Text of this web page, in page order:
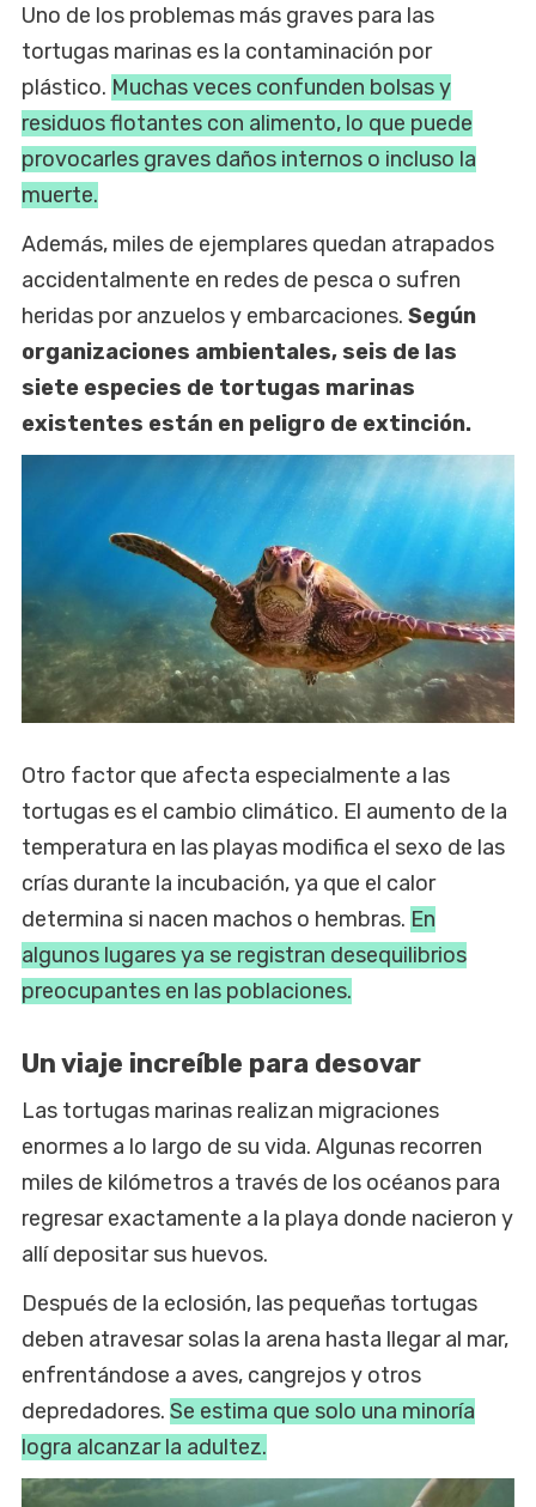
Uno de los problemas más graves para las
tortugas marinas es la contaminación por
plástico. Muchas veces confunden bolsas y
residuos flotantes con alimento, lo que puede
provocarles graves daños internos o incluso la
muerte.
Además, miles de ejemplares quedan atrapados
accidentalmente en redes de pesca o sufren
heridas por anzuelos y embarcaciones. Según
organizaciones ambientales, seis de las
siete especies de tortugas marinas
existentes están en peligro de extinción.
Otro factor que afecta especialmente a las
tortugas es el cambio climático. El aumento de la
temperatura en las playas modifica el sexo de las
crías durante la incubación, ya que el calor
determina si nacen machos o hembras. En
algunos lugares ya se registran desequilibrios
preocupantes en las poblaciones.
Un viaje increíble para desovar
Las tortugas marinas realizan migraciones
enormes a lo largo de su vida. Algunas recorren
miles de kilómetros a través de los océanos para
regresar exactamente a la playa donde nacieron y
allí depositar sus huevos.
Después de la eclosión, las pequeñas tortugas
deben atravesar solas la arena hasta llegar al mar,
enfrentándose a aves, cangrejos y otros
depredadores. Se estima que solo una minoría
logra alcanzar la adultez.